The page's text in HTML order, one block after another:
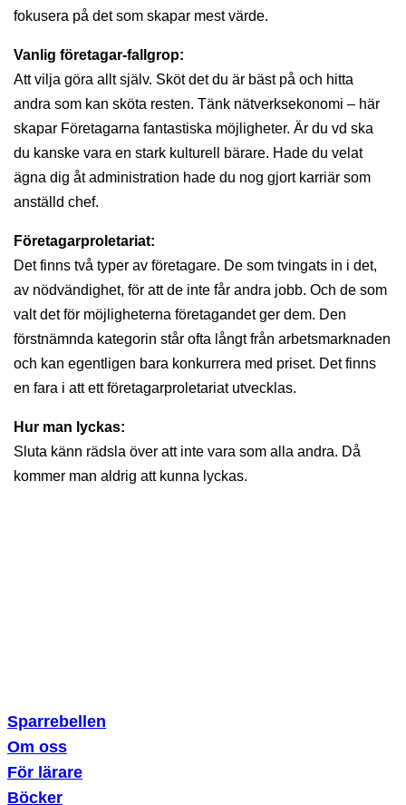
fokusera på det som skapar mest värde.
Vanlig företagar-fallgrop:
Att vilja göra allt själv. Sköt det du är bäst på och hitta
andra som kan sköta resten. Tänk nätverksekonomi – här
skapar Företagarna fantastiska möjligheter. Är du vd ska
du kanske vara en stark kulturell bärare. Hade du velat
ägna dig åt administration hade du nog gjort karriär som
anställd chef.
Företagarproletariat:
Det finns två typer av företagare. De som tvingats in i det,
av nödvändighet, för att de inte får andra jobb. Och de som
valt det för möjligheterna företagandet ger dem. Den
förstnämnda kategorin står ofta långt från arbetsmarknaden
och kan egentligen bara konkurrera med priset. Det finns
en fara i att ett företagarproletariat utvecklas.
Hur man lyckas:
Sluta känn rädsla över att inte vara som alla andra. Då
kommer man aldrig att kunna lyckas.
Sparrebellen
Om oss
För lärare
Böcker